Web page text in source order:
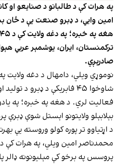
په هرات کې د طالبانو د صنایعو او
امین وایي، د ډبرو صنعت یې د ځان
ترکمنستان، ایران، یوشمېر عربي
صادرېږي.
نوموړي‌ ویلي، دامهال د دغه ولایت
شاوخوا ۴۵ فابریکې د ډبرو د
فعالیت لري. د هغه په خبره؛ په
بېلابېلو ولایتونو اېستل شوې ډبرې
د اړتیاوو تر پوره کولو وروسته یې
محمدناصر امین ویلي، په هرات کې د
پروسس په برخو کې مېلیونونه ډالر